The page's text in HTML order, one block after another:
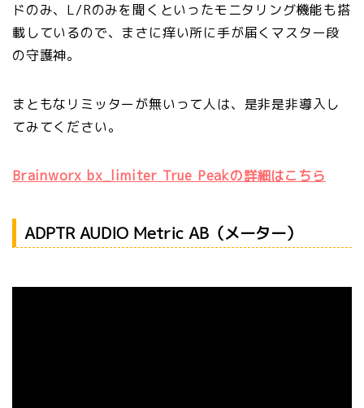
ドのみ、L/Rのみを聞くといったモニタリング機能も搭
載しているので、まさに痒い所に手が届くマスター段
の守護神。
まともなリミッターが無いって人は、是非是非導入し
てみてください。
Brainworx bx_limiter True Peakの詳細はこちら
ADPTR AUDIO Metric AB（メーター）